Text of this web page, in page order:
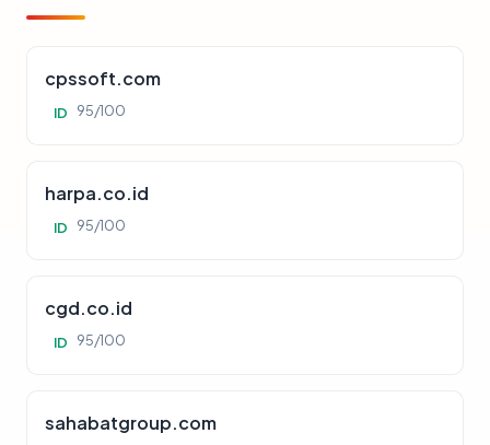
cpssoft.com
ID 95/100
harpa.co.id
ID 95/100
cgd.co.id
ID 95/100
sahabatgroup.com